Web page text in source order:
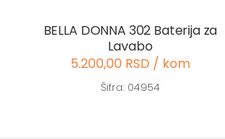
BELLA DONNA 302 Baterija za
Lavabo
5.200,00 RSD / kom
Šifra: 04954